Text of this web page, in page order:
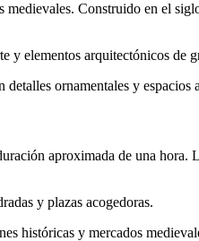
Construido en el
y elementos arquitectónicos de
ornamentales y espacios
aproximada de una hora.
y plazas acogedoras.
históricas y mercados